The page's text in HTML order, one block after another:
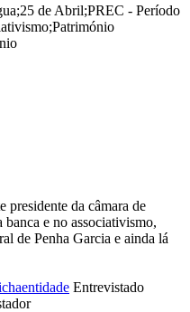
;25 de Abril;PREC - Período
;Património
presidente da câmara de
e no associativismo,
de Penha Garcia e ainda lá
Entrevistado